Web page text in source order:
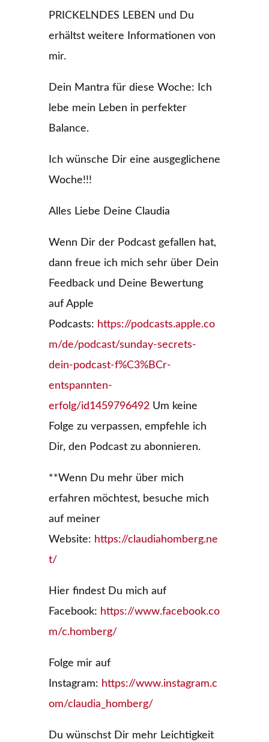
PRICKELNDES LEBEN und Du
erhältst weitere Informationen von
mir.
Dein Mantra für diese Woche: Ich
lebe mein Leben in perfekter
Balance.
Ich wünsche Dir eine ausgeglichene
Woche!!!
Alles Liebe Deine Claudia
Wenn Dir der Podcast gefallen hat,
dann freue ich mich sehr über Dein
Feedback und Deine Bewertung
auf Apple
Podcasts: https://podcasts.apple.co
m/de/podcast/sunday-secrets-
dein-podcast-f%C3%BCr-
entspannten-
erfolg/id1459796492Um keine
Folge zu verpassen, empfehle ich
Dir, den Podcast zu abonnieren.
**Wenn Du mehr über mich
erfahren möchtest, besuche mich
auf meiner
Website: https://claudiahomberg.ne
t/
Hier findest Du mich auf
Facebook: https://www.facebook.co
m/c.homberg/
Folge mir auf
Instagram: https://www.instagram.c
om/claudia_homberg/
Du wünschst Dir mehr Leichtigkeit